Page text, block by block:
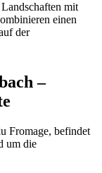
mit
einen
der
–
Fromage, befindet
um die